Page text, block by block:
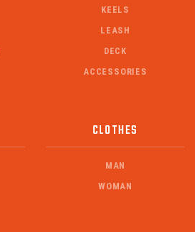
KEELS
LEASH
DECK
ACCESSORIES
CLOTHES
MAN
WOMAN